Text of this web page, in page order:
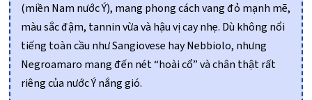
(miền Nam nước Ý), mang phong cách vang đỏ mạnh mẽ,
màu sắc đậm, tannin vừa và hậu vị cay nhẹ. Dù không nổi
tiếng toàn cầu như Sangiovese hay Nebbiolo, nhưng
Negroamaro mang đến nét “hoài cổ” và chân thật rất
riêng của nước Ý nắng gió.